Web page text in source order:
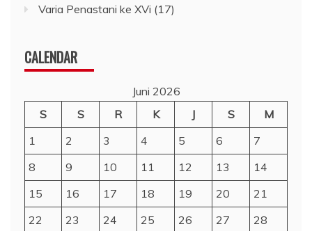
Varia Penastani ke XVi (17)
CALENDAR
Juni 2026
S
S R K J S
M
1
2 3 4 5 6
7
8
9 10 11 12 13
14
15
16 17 18 19 20
21
22
23 24 25 26 27
28